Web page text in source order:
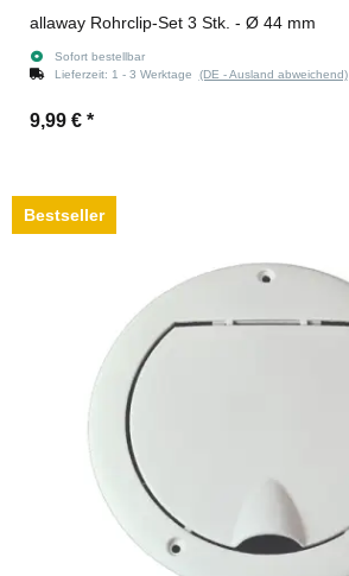
allaway Rohrclip-Set 3 Stk. - Ø 44 mm
Sofort bestellbar
Lieferzeit: 1 - 3 Werktage (DE - Ausland abweichend)
9,99 € *
Bestseller